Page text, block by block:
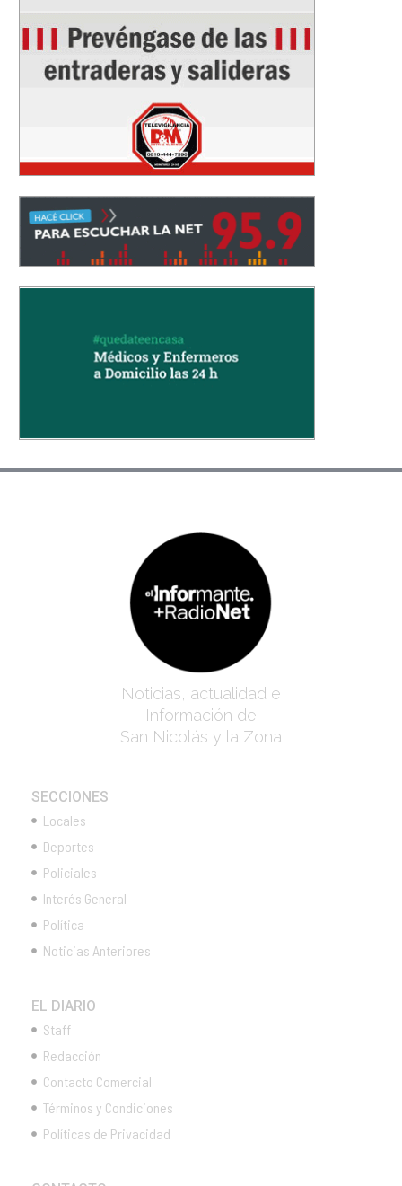
Noticias, actualidad e
Información de
San Nicolás y la Zona
SECCIONES
Locales
Deportes
Policiales
Interés General
Política
Noticias Anteriores
EL DIARIO
Staff
Redacción
Contacto Comercial
Términos y Condiciones
Políticas de Privacidad